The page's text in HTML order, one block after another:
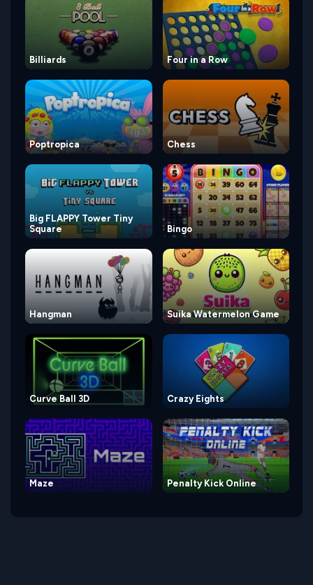
Billiards Four in a Row
Poptropica Chess
Big FLAPPY Tower Tiny
Square
Bingo
Hangman Suika Watermelon Game
Curve Ball 3D Crazy Eights
Maze Penalty Kick Online